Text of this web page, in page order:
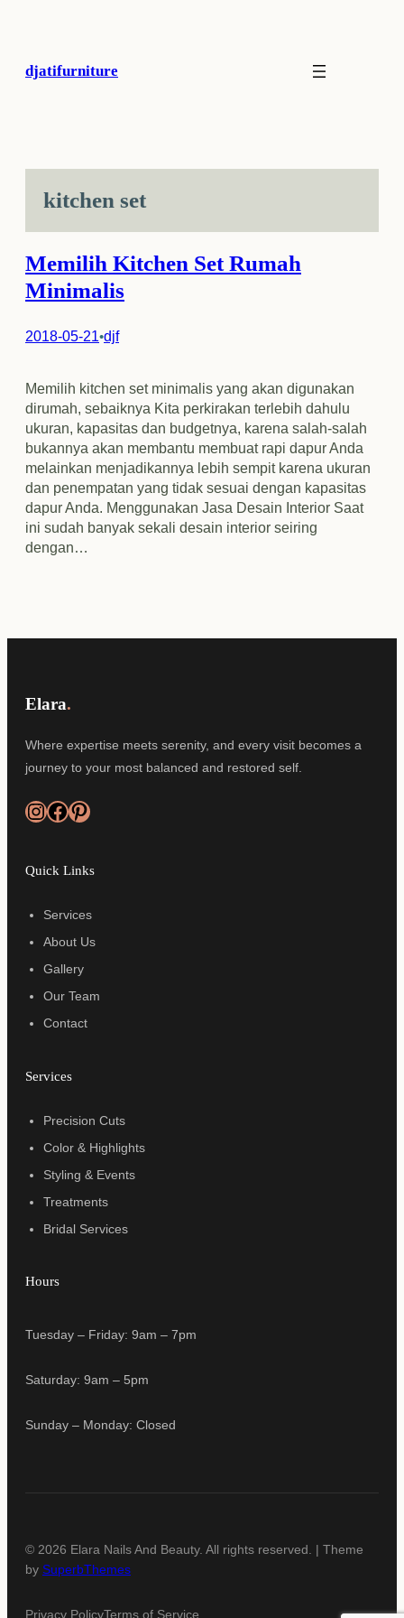
djatifurniture
kitchen set
Memilih Kitchen Set Rumah
Minimalis
2018-05-21•djf
Memilih kitchen set minimalis yang akan digunakan
dirumah, sebaiknya Kita perkirakan terlebih dahulu
ukuran, kapasitas dan budgetnya, karena salah-salah
bukannya akan membantu membuat rapi dapur Anda
melainkan menjadikannya lebih sempit karena ukuran
dan penempatan yang tidak sesuai dengan kapasitas
dapur Anda. Menggunakan Jasa Desain Interior Saat
ini sudah banyak sekali desain interior seiring
dengan…
Elara.
Where expertise meets serenity, and every visit becomes a
journey to your most balanced and restored self.
InstagramFacebook Pinterest
Quick Links
Services
About Us
Gallery
Our Team
Contact
Services
Precision Cuts
Color & Highlights
Styling & Events
Treatments
Bridal Services
Hours
Tuesday – Friday: 9am – 7pm
Saturday: 9am – 5pm
Sunday – Monday: Closed
© 2026 Elara Nails And Beauty. All rights reserved. | Theme
by SuperbThemes
Privacy PolicyTerms of Service